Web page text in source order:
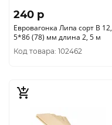
240 p
Евровагонка Липа сорт В 12,
5*86 (78) мм длина 2, 5 м
Код товара: 102462